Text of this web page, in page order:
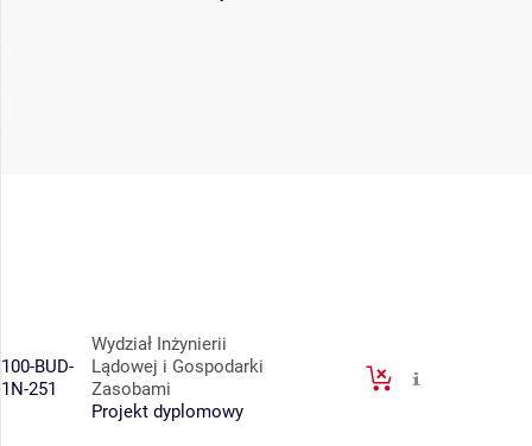
100-BUD-
1N-251
Wydział Inżynierii
Lądowej i Gospodarki
Zasobami
Projekt dyplomowy